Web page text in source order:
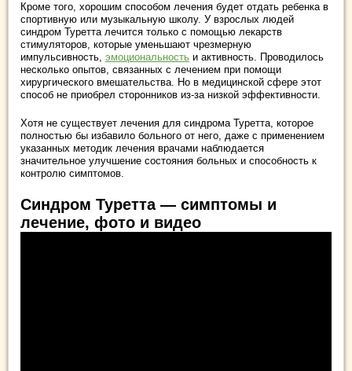
Кроме того, хорошим способом лечения будет отдать ребенка в
спортивную или музыкальную школу. У взрослых людей
синдром Туретта лечится только с помощью лекарств
стимуляторов, которые уменьшают чрезмерную
импульсивность, эмоциональность и активность. Проводилось
несколько опытов, связанных с лечением при помощи
хирургического вмешательства. Но в медицинской сфере этот
способ не приобрел сторонников из-за низкой эффективности.
Хотя не существует лечения для синдрома Туретта, которое
полностью бы избавило больного от него, даже с применением
указанных методик лечения врачами наблюдается
значительное улучшение состояния больных и способность к
контролю симптомов.
Синдром Туретта — симптомы и
лечение, фото и видео